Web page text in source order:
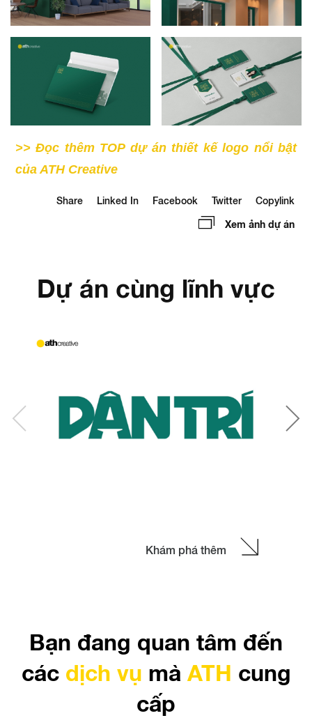
>> Đọc thêm TOP dự án thiết kế logo nổi bật
của ATH Creative
Share Linked In Facebook Twitter
Copylink
Xem ảnh dự án
Dự án cùng lĩnh vực
Brand
Logo mới của BIDV có hình ảnh cách điệu của bông
hoa mai vàng 5 cánh. Đây là biểu tượng cho khí
phách quật cường, bản lĩnh vượt lên mọi khó khăn,
thử thách.
Khám phá thêm
Bạn đang quan tâm đến
các dịch vụ mà ATH cung
cấp